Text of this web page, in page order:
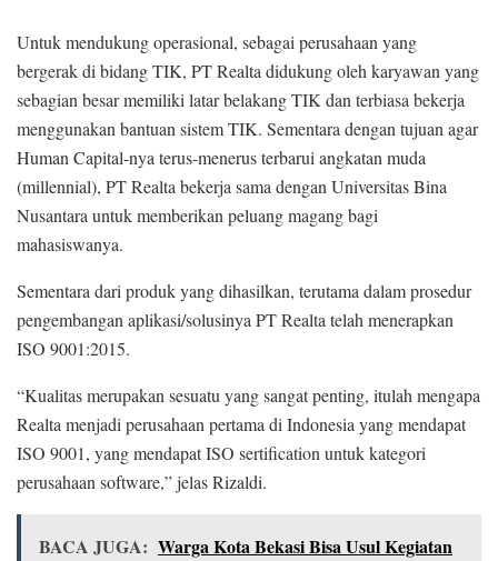
s
i
P
e
n
j
u
r
n
l
i
n
Untuk mendukung operasional, sebagai perusahaan yang
bergerak di bidang TIK, PT Realta didukung oleh karyawan yang
sebagian besar memiliki latar belakang TIK dan terbiasa bekerja
menggunakan bantuan sistem TIK. Sementara dengan tujuan agar
Human Capital-nya terus-menerus terbarui angkatan muda
(millennial), PT Realta bekerja sama dengan Universitas Bina
Nusantara untuk memberikan peluang magang bagi
mahasiswanya.
Sementara dari produk yang dihasilkan, terutama dalam prosedur
pengembangan aplikasi/solusinya PT Realta telah menerapkan
ISO 9001:2015.
“Kualitas merupakan sesuatu yang sangat penting, itulah mengapa
Realta menjadi perusahaan pertama di Indonesia yang mendapat
ISO 9001, yang mendapat ISO sertification untuk kategori
perusahaan software,” jelas Rizaldi.
BACA JUGA: Warga Kota Bekasi Bisa Usul Kegiatan